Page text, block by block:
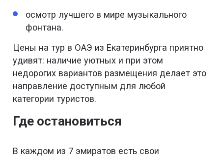
осмотр лучшего в мире музыкального
фонтана.
Цены на тур в ОАЭ из Екатеринбурга приятно
удивят: наличие уютных и при этом
недорогих вариантов размещения делает это
направление доступным для любой
категории туристов.
Где остановиться
В каждом из 7 эмиратов есть свои